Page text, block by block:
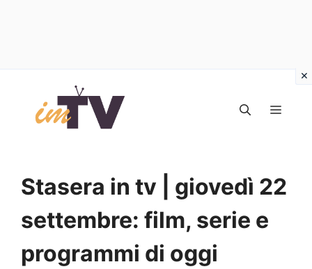
contenuto
Stasera in tv | giovedì 22
settembre: film, serie e
programmi di oggi